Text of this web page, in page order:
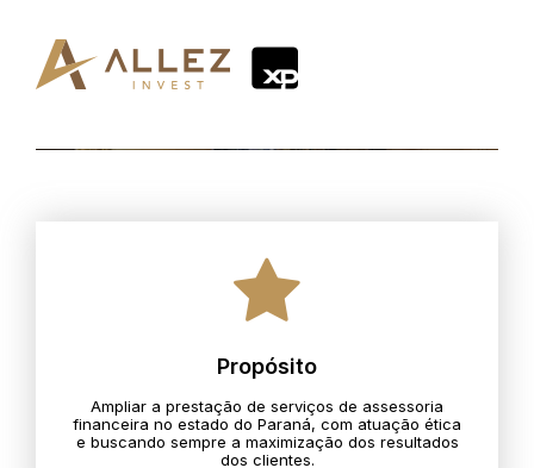
Propósito
Ampliar a prestação de serviços de assessoria
financeira no estado do Paraná, com atuação ética
e buscando sempre a maximização dos resultados
dos clientes.